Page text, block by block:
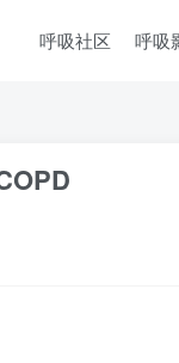
呼吸社区 呼吸